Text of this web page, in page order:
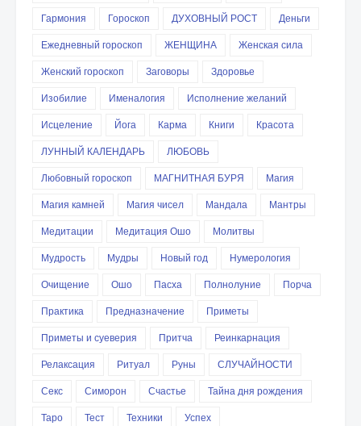
Гармония
Гороскоп ДУХОВНЫЙ РОСТ
Деньги
Ежедневный гороскоп
ЖЕНЩИНА
Женская сила
Женский гороскоп
Заговоры
Здоровье
Изобилие
Именалогия
Исполнение желаний
Исцеление
Йога Карма Книги
Красота
ЛУННЫЙ КАЛЕНДАРЬ
ЛЮБОВЬ
Любовный гороскоп
МАГНИТНАЯ БУРЯ
Магия
Магия камней
Магия чисел Мандала
Мантры
Медитации
Медитация Ошо
Молитвы
Мудрость
Мудры Новый год
Нумерология
Очищение
Ошо Пасха Полнолуние
Порча
Практика
Предназначение
Приметы
Приметы и суеверия
Притча
Реинкарнация
Релаксация
Ритуал Руны
СЛУЧАЙНОСТИ
Секс
Симорон Счастье
Тайна дня рождения
Таро
Тест Техники
Успех